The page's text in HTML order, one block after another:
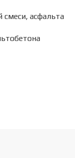
смеси, асфальта